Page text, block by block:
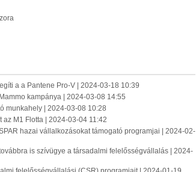
a a Pantene Pro-V | 2024-03-18 10:39
kampánya | 2024-03-08 14:55
munkahely | 2024-03-08 10:28
M1 Flotta | 2024-03-04 11:42
hazai vállalkozásokat támogató programjai | 2024-02-
is szívügye a társadalmi felelősségvállalás | 2024-